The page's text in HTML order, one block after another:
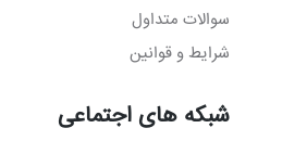
سوالات متداول
شرایط و قوانین
شبکه های اجتماعی